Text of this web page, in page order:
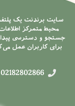
سایت برندنت یک
محیط متمرکز
جستجو و دسترسی پیدا
برای کاربران عمل
02182802866